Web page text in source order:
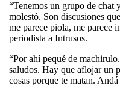
“Tenemos un grupo de chat
molestó. Son discusiones
me parece piola, me parece
periodista a Intrusos.
“Por ahí pequé de
saludos. Hay que aflojar un
cosas porque te matan.